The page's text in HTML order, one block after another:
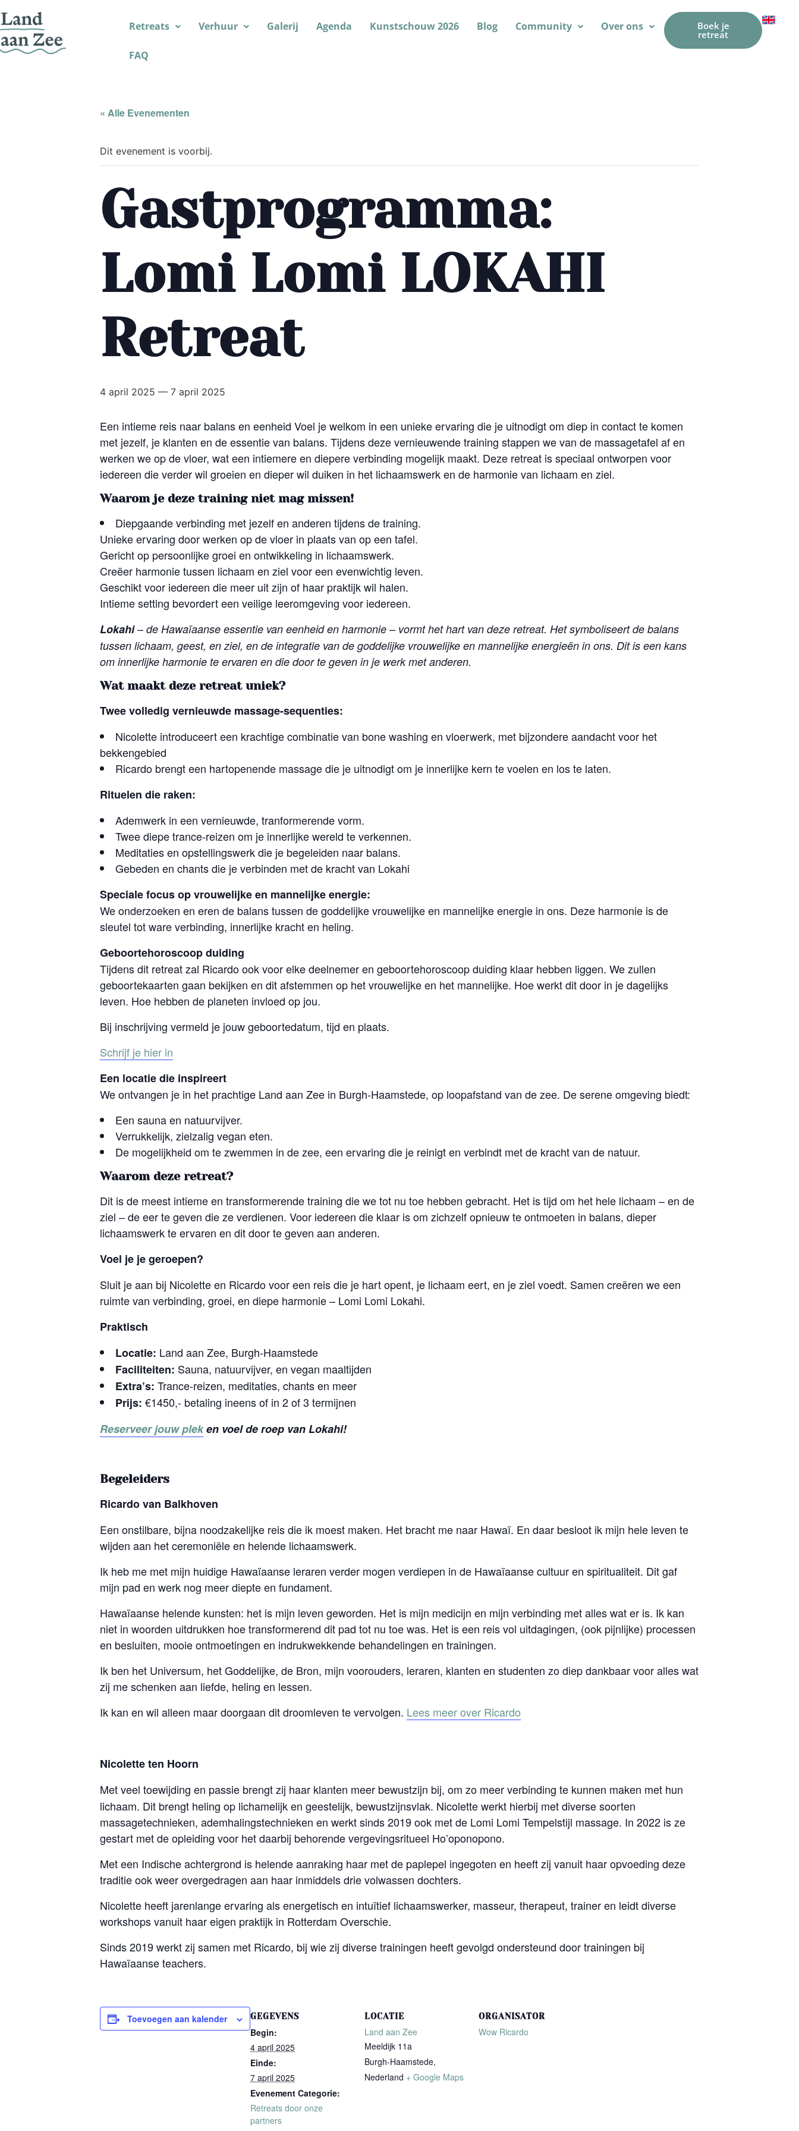
Retreats Verhuur Galerij Agenda Kunstschouw 2026 Blog Community Over ons
FAQ
Boek je
retreat
« Alle Evenementen
Dit evenement is voorbij.
Gastprogramma:
Lomi Lomi LOKAHI
Retreat
4 april 2025 — 7 april 2025
Een intieme reis naar balans en eenheid Voel je welkom in een unieke ervaring die je uitnodigt om diep in contact te komen
met jezelf, je klanten en de essentie van balans. Tijdens deze vernieuwende training stappen we van de massagetafel af en
werken we op de vloer, wat een intiemere en diepere verbinding mogelijk maakt. Deze retreat is speciaal ontworpen voor
iedereen die verder wil groeien en dieper wil duiken in het lichaamswerk en de harmonie van lichaam en ziel.
Waarom je deze training niet mag missen!
Diepgaande verbinding met jezelf en anderen tijdens de training.
Unieke ervaring door werken op de vloer in plaats van op een tafel.
Gericht op persoonlijke groei en ontwikkeling in lichaamswerk.
Creëer harmonie tussen lichaam en ziel voor een evenwichtig leven.
Geschikt voor iedereen die meer uit zijn of haar praktijk wil halen.
Intieme setting bevordert een veilige leeromgeving voor iedereen.
Lokahi– de Hawaïaanse essentie van eenheid en harmonie – vormt het hart van deze retreat. Het symboliseert de balans
tussen lichaam, geest, en ziel, en de integratie van de goddelijke vrouwelijke en mannelijke energieën in ons. Dit is een kans
om innerlijke harmonie te ervaren en die door te geven in je werk met anderen.
Wat maakt deze retreat uniek?
Twee volledig vernieuwde massage-sequenties:
Nicolette introduceert een krachtige combinatie van bone washing en vloerwerk, met bijzondere aandacht voor het
bekkengebied
Ricardo brengt een hartopenende massage die je uitnodigt om je innerlijke kern te voelen en los te laten.
Rituelen die raken:
Ademwerk in een vernieuwde, tranformerende vorm.
Twee diepe trance-reizen om je innerlijke wereld te verkennen.
Meditaties en opstellingswerk die je begeleiden naar balans.
Gebeden en chants die je verbinden met de kracht van Lokahi
Speciale focus op vrouwelijke en mannelijke energie:
We onderzoeken en eren de balans tussen de goddelijke vrouwelijke en mannelijke energie in ons. Deze harmonie is de
sleutel tot ware verbinding, innerlijke kracht en heling.
Geboortehoroscoop duiding
Tijdens dit retreat zal Ricardo ook voor elke deelnemer en geboortehoroscoop duiding klaar hebben liggen. We zullen
geboortekaarten gaan bekijken en dit afstemmen op het vrouwelijke en het mannelijke. Hoe werkt dit door in je dagelijks
leven. Hoe hebben de planeten invloed op jou.
Bij inschrijving vermeld je jouw geboortedatum, tijd en plaats.
Schrijf je hier in
Een locatie die inspireert
We ontvangen je in het prachtige Land aan Zee in Burgh-Haamstede, op loopafstand van de zee. De serene omgeving biedt:
Een sauna en natuurvijver.
Verrukkelijk, zielzalig vegan eten.
De mogelijkheid om te zwemmen in de zee, een ervaring die je reinigt en verbindt met de kracht van de natuur.
Waarom deze retreat?
Dit is de meest intieme en transformerende training die we tot nu toe hebben gebracht. Het is tijd om het hele lichaam – en de
ziel – de eer te geven die ze verdienen. Voor iedereen die klaar is om zichzelf opnieuw te ontmoeten in balans, dieper
lichaamswerk te ervaren en dit door te geven aan anderen.
Voel je je geroepen?
Sluit je aan bij Nicolette en Ricardo voor een reis die je hart opent, je lichaam eert, en je ziel voedt. Samen creëren we een
ruimte van verbinding, groei, en diepe harmonie – Lomi Lomi Lokahi.
Praktisch
Locatie: Land aan Zee, Burgh-Haamstede
Faciliteiten: Sauna, natuurvijver, en vegan maaltijden
Extra’s: Trance-reizen, meditaties, chants en meer
Prijs: €1450,- betaling ineens of in 2 of 3 termijnen
Reserveer jouw pleken voel de roep van Lokahi!
Begeleiders
Ricardo van Balkhoven
Een onstilbare, bijna noodzakelijke reis die ik moest maken. Het bracht me naar Hawaï. En daar besloot ik mijn hele leven te
wijden aan het ceremoniële en helende lichaamswerk.
Ik heb me met mijn huidige Hawaïaanse leraren verder mogen verdiepen in de Hawaïaanse cultuur en spiritualiteit. Dit gaf
mijn pad en werk nog meer diepte en fundament.
Hawaïaanse helende kunsten: het is mijn leven geworden. Het is mijn medicijn en mijn verbinding met alles wat er is. Ik kan
niet in woorden uitdrukken hoe transformerend dit pad tot nu toe was. Het is een reis vol uitdagingen, (ook pijnlijke) processen
en besluiten, mooie ontmoetingen en indrukwekkende behandelingen en trainingen.
Ik ben het Universum, het Goddelijke, de Bron, mijn voorouders, leraren, klanten en studenten zo diep dankbaar voor alles wat
zij me schenken aan liefde, heling en lessen.
Ik kan en wil alleen maar doorgaan dit droomleven te vervolgen. Lees meer over Ricardo
Nicolette ten Hoorn
Met veel toewijding en passie brengtzij haar klanten meer bewustzijn bij, om zo meer verbinding te kunnen maken met hun
lichaam. Dit brengt heling op lichamelijk en geestelijk, bewustzijnsvlak. Nicolette werkt hierbij met diverse soorten
massagetechnieken, ademhalingstechnieken en werkt sinds 2019 ook met de Lomi Lomi Tempelstijl massage. In 2022 is ze
gestart met de opleiding voor het daarbij behorende vergevingsritueel Ho’oponopono.
Met een Indische achtergrond is helende aanraking haar met de paplepel ingegoten en heeft zij vanuit haar opvoeding deze
traditie ook weer overgedragen aan haar inmiddels drie volwassen dochters.
Nicolette heeft jarenlange ervaring als energetisch en intuïtief lichaamswerker, masseur, therapeut, trainer en leidt diverse
workshops vanuit haar eigen praktijk in Rotterdam Overschie.
Sinds 2019 werkt zij samen met Ricardo, bij wie zij diverse trainingen heeft gevolgd ondersteund door trainingen bij
Hawaïaanse teachers.
Toevoegen aan kalender GEGEVENS
Begin:
4 april 2025
Einde:
7 april 2025
Evenement Categorie:
Retreats door onze
partners
LOCATIE
Land aan Zee
Meeldijk 11a
Burgh-Haamstede,
Nederland + Google Maps
ORGANISATOR
Wow Ricardo